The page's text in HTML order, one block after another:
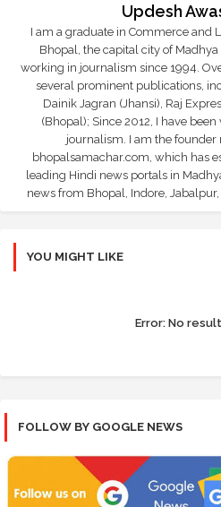
Updesh
I am a graduate in Commerce and
Bhopal, the capital city of Madhya
working in journalism since 1994.
several prominent publications,
Dainik Jagran (Jhansi), Raj
(Bhopal); Since 2012, I have
journalism. I am the
bhopalsamachar.com, which has
leading Hindi news portals in
news from Bhopal, Indore, Jabalpur,
YOU MIGHT LIKE
Error: No
FOLLOW BY GOOGLE NEWS